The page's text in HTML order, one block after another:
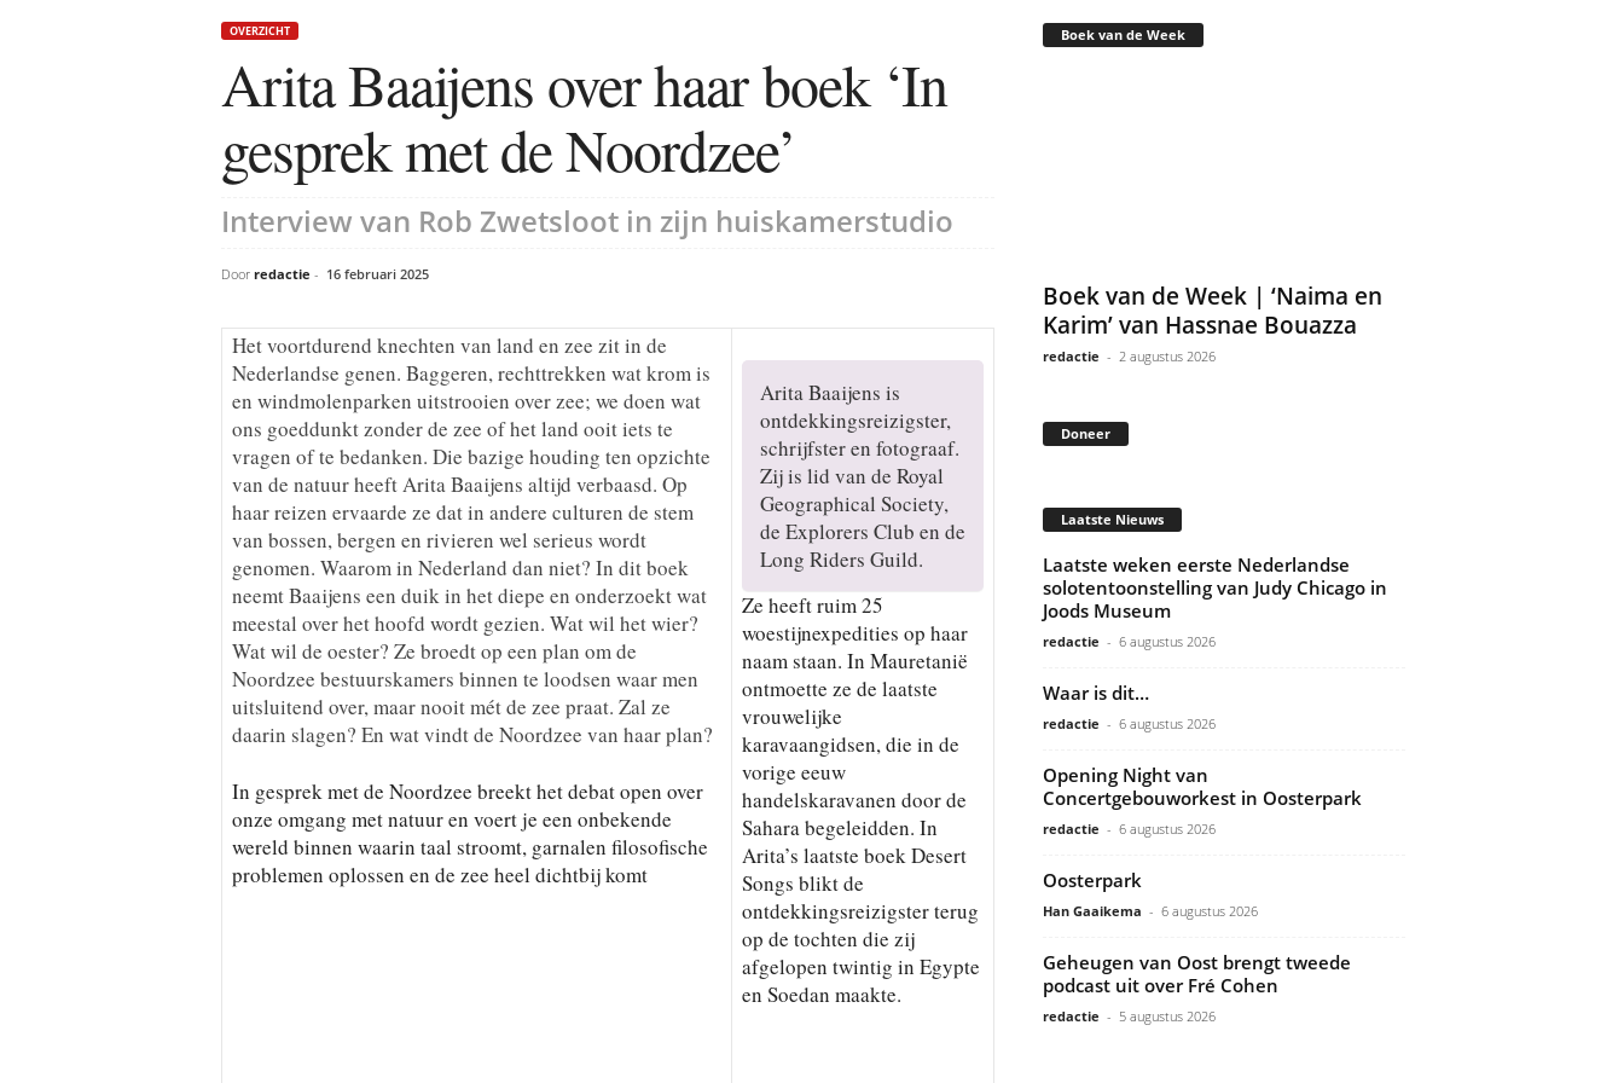
OVERZICHT
Arita Baaijens over haar boek ‘In
gesprek met de Noordzee’
Interview van Rob Zwetsloot in zijn huiskamerstudio
Door redactie - 16 februari 2025
Het voortdurend knechten van land en zee zit in de
Nederlandse genen. Baggeren, rechttrekken wat krom is
en windmolenparken uitstrooien over zee; we doen wat
ons goeddunkt zonder de zee of het land ooit iets te
vragen of te bedanken. Die bazige houding ten opzichte
van de natuur heeft Arita Baaijens altijd verbaasd. Op
haar reizen ervaarde ze dat in andere culturen de stem
van bossen, bergen en rivieren wel serieus wordt
genomen. Waarom in Nederland dan niet? In dit boek
neemt Baaijens een duik in het diepe en onderzoekt wat
meestal over het hoofd wordt gezien. Wat wil het wier?
Wat wil de oester? Ze broedt op een plan om de
Noordzee bestuurskamers binnen te loodsen waar men
uitsluitend over, maar nooit mét de zee praat. Zal ze
daarin slagen? En wat vindt de Noordzee van haar plan?
In gesprek met de Noordzee breekt het debat open over
onze omgang met natuur en voert je een onbekende
wereld binnen waarin taal stroomt, garnalen filosofische
problemen oplossen en de zee heel dichtbij komt
Arita Baaijens is
ontdekkingsreizigster,
schrijfster en fotograaf.
Zij is lid van de Royal
Geographical Society,
de Explorers Club en de
Long Riders Guild.
Ze heeft ruim 25
woestijnexpedities op haar
naam staan. In Mauretanië
ontmoette ze de laatste
vrouwelijke
karavaangidsen, die in de
vorige eeuw
handelskaravanen door de
Sahara begeleidden. In
Arita’s laatste boek Desert
Songs blikt de
ontdekkingsreizigster terug
op de tochten die zij
afgelopen twintig in Egypte
en Soedan maakte.
Boek van de Week
Boek van de Week | ‘Naima en
Karim’ van Hassnae Bouazza
redactie - 2 augustus 2026
Doneer
Laatste Nieuws
Laatste weken eerste Nederlandse
solotentoonstelling van Judy Chicago in
Joods Museum
redactie - 6 augustus 2026
Waar is dit…
redactie - 6 augustus 2026
Opening Night van
Concertgebouworkest in Oosterpark
redactie - 6 augustus 2026
Oosterpark
Han Gaaikema - 6 augustus 2026
Geheugen van Oost brengt tweede
podcast uit over Fré Cohen
redactie - 5 augustus 2026